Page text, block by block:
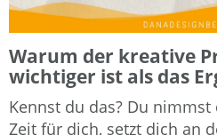
Warum der kreative
wichtiger ist als das
Kennst du das? Du
Zeit für dich, setzt dich an